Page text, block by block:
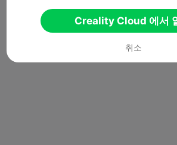
Creality Cloud 에서
취소